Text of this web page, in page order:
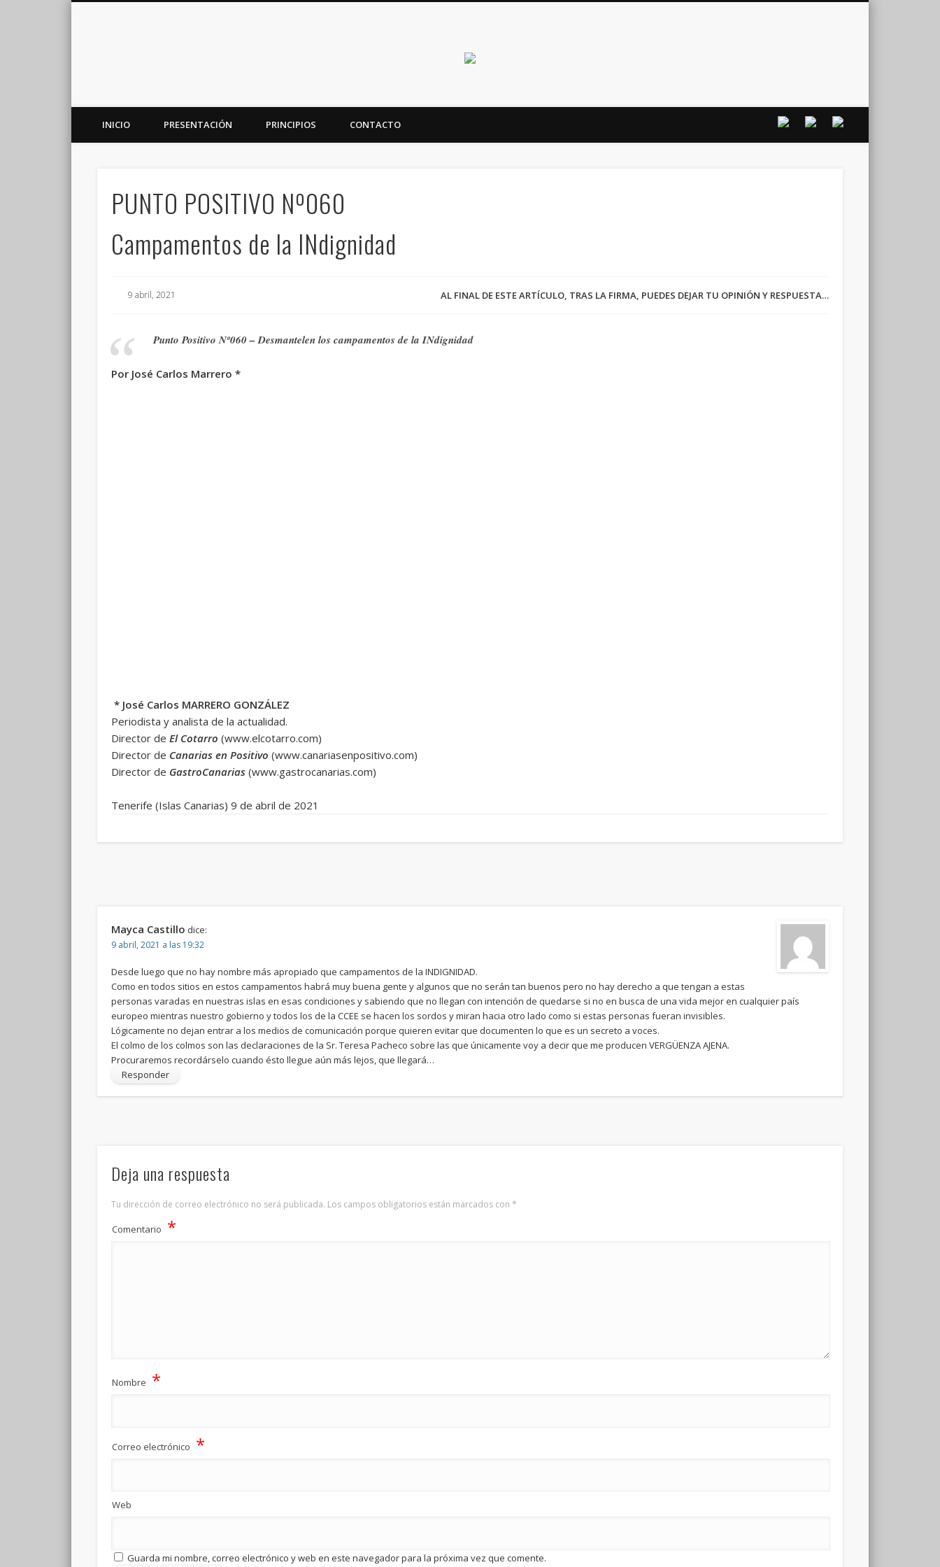
INICIO PRESENTACIÓN PRINCIPIOS CONTACTO
PUNTO POSITIVO Nº060
Campamentos de la INdignidad
AL FINAL DE ESTE ARTÍCULO, TRAS LA FIRMA, PUEDES DEJAR TU OPINIÓN Y RESPUESTA…
9 abril, 2021
Punto Positivo Nº060 – Desmantelen los campamentos de la INdignidad
Por José Carlos Marrero *
* José Carlos MARRERO GONZÁLEZ
Periodista y analista de la actualidad.
Director de El Cotarro (www.elcotarro.com)
Director de Canarias en Positivo (www.canariasenpositivo.com)
Director de GastroCanarias(www.gastrocanarias.com)
Tenerife (Islas Canarias) 9 de abril de 2021
Mayca Castillo dice:
9 abril, 2021 a las 19:32
Desde luego que no hay nombre más apropiado que campamentos de la INDIGNIDAD.
Como en todos sitios en estos campamentos habrá muy buena gente y algunos que no serán tan buenos pero no hay derecho a que tengan a estas
personas varadas en nuestras islas en esas condiciones y sabiendo que no llegan con intención de quedarse si no en busca de una vida mejor en cualquier país
europeo mientras nuestro gobierno y todos los de la CCEE se hacen los sordos y miran hacia otro lado como si estas personas fueran invisibles.
Lógicamente no dejan entrar a los medios de comunicación porque quieren evitar que documenten lo que es un secreto a voces.
El colmo de los colmos son las declaraciones de la Sr. Teresa Pacheco sobre las que únicamente voy a decir que me producen VERGÜENZA AJENA.
Procuraremos recordárselo cuando ésto llegue aún más lejos, que llegará…
Responder
Deja una respuesta
Tu dirección de correo electrónico no será publicada. Los campos obligatorios están marcados con *
Comentario *
Nombre *
Correo electrónico *
Web
Guarda mi nombre, correo electrónico y web en este navegador para la próxima vez que comente.